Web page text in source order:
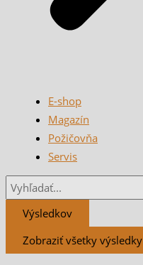
E-shop
Magazín
Požičovňa
Servis
Výsledkov
Zobraziť všetky výsledky